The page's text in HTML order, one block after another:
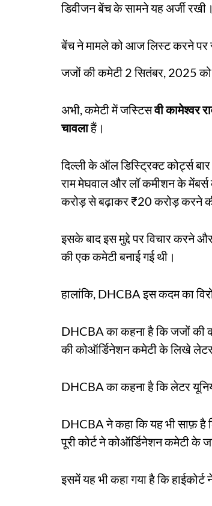
डिवीजन बेंच के सामने यह अर्जी रखी।
बेंच ने मामले को आज लिस्ट करने पर
जजों की कमेटी 2 सितंबर, 2025 को
अभी, कमेटी में जस्टिसवी कामेश्वर
चावलाहैं।
दिल्ली के ऑल डिस्ट्रिक्ट कोर्ट्स
राम मेघवाल और लॉ कमीशन के
करोड़ से बढ़ाकर ₹20 करोड़ करने
इसके बाद इस मुद्दे पर विचार करने
की एक कमेटी बनाई गई थी।
हालांकि, DHCBA इस कदम का
DHCBA का कहना है कि जजों की
की कोऑर्डिनेशन कमेटी के लिखे लेटर
DHCBA का कहना है कि लेटर
DHCBA ने कहा कि यह भी साफ़ है
पूरी कोर्ट ने कोऑर्डिनेशन कमेटी के
इसमें यह भी कहा गया है कि